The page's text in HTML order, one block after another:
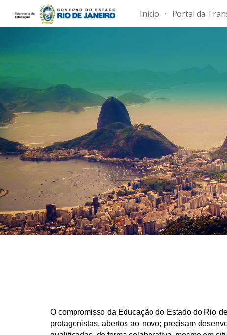
Início Portal da
O compromisso da Educação do Estado do Rio
protagonistas, abertos ao novo; precisam